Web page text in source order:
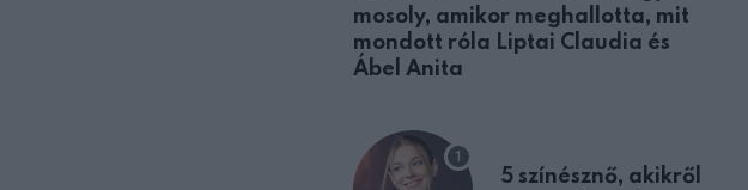
mosoly, amikor meghallotta, mit
mondott róla Liptai Claudia és
Ábel Anita
5 színésznő, akikről